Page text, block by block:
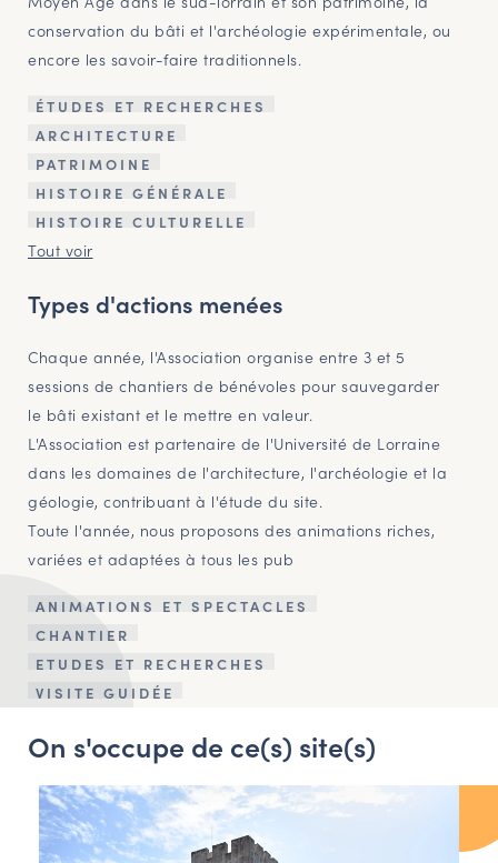
conservation du bâti et l'archéologie expérimentale, ou
encore les savoir-faire traditionnels.
ÉTUDES ET RECHERCHES
ARCHITECTURE
PATRIMOINE
HISTOIRE GÉNÉRALE
HISTOIRE CULTURELLE
Tout voir
Types d'actions menées
Chaque année, l'Association organise entre 3 et 5
sessions de chantiers de bénévoles pour sauvegarder
le bâti existant et le mettre en valeur.
L'Association est partenaire de l'Université de Lorraine
dans les domaines de l'architecture, l'archéologie et la
géologie, contribuant à l'étude du site.
Toute l'année, nous proposons des animations riches,
variées et adaptées à tous les pub
ANIMATIONS ET SPECTACLES
CHANTIER
ETUDES ET RECHERCHES
VISITE GUIDÉE
On s'occupe de ce(s) site(s)